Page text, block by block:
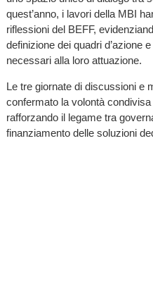
quest’anno, i lavori della MBI
riflessioni del BEFF,
definizione dei quadri d’azione
necessari alla loro attuazione.
Le tre giornate di discussioni e
confermato la volontà
rafforzando il legame tra
finanziamento delle soluzioni